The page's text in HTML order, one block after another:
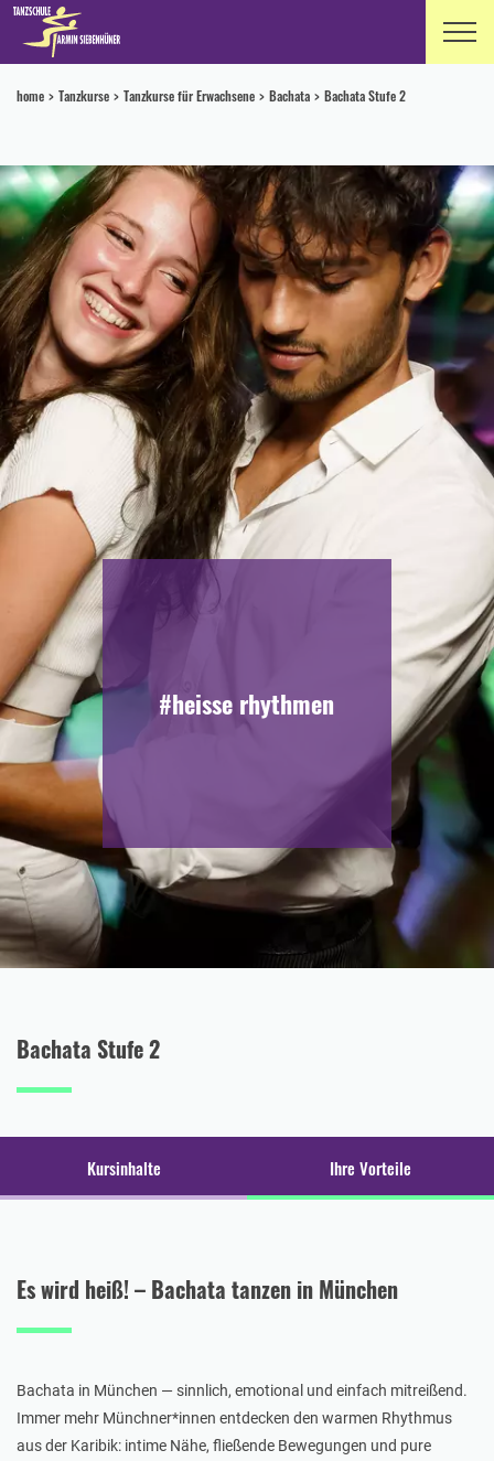
home Tanzkurse Tanzkurse für Erwachsene Bachata Bachata Stufe 2
#heisse rhythmen
Bachata Stufe 2
Kursinhalte Ihre Vorteile
Es wird heiß! – Bachata tanzen in München
Bachata in München — sinnlich, emotional und einfach mitreißend.
Immer mehr Münchner*innen entdecken den warmen Rhythmus
aus der Karibik: intime Nähe, fließende Bewegungen und pure